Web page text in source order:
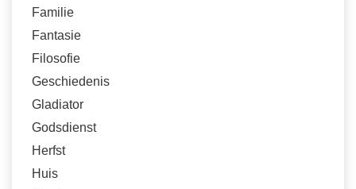
Familie
Fantasie
Filosofie
Geschiedenis
Gladiator
Godsdienst
Herfst
Huis